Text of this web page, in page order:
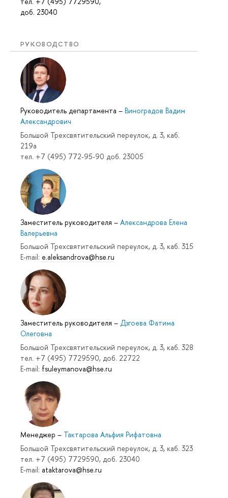
доб. 23040
РУКОВОДСТВО
Руководитель департамента – Виноградов Вадим
Александрович
Большой Трехсвятительский переулок, д. 3, каб.
219a
тел. +7 (495) 772-95-90 доб. 23005
Заместитель руководителя – Александрова Елена
Валерьевна
Большой Трехсвятительский переулок, д. 3, каб. 315
E-mail: e.aleksandrova@hse.ru
Заместитель руководителя – Дзгоева Фатима
Олеговна
Большой Трехсвятительский переулок, д. 3, каб. 328
тел. +7 (495) 7729590, доб. 22722
E-mail: fsuleymanova@hse.ru
Менеджер – Тактарова Альфия Рифатовна
Большой Трехсвятительский переулок, д. 3, каб. 323
тел. +7 (495) 7729590, доб. 23040
E-mail: ataktarova@hse.ru